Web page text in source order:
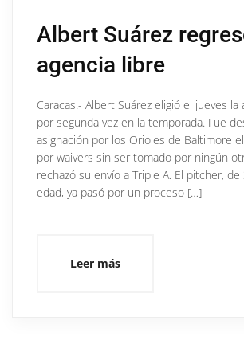
Albert Suárez
agencia libre
Caracas.- Albert Suárez eligió el jueves la
por segunda vez en la temporada. Fue
asignación por los Orioles de Baltimore
por waivers sin ser tomado por ningún
rechazó su envío a Triple A. El pitcher,
edad, ya pasó por un proceso […]
Leer más